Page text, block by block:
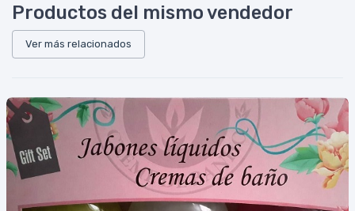
Productos del mismo vendedor
Ver más relacionados